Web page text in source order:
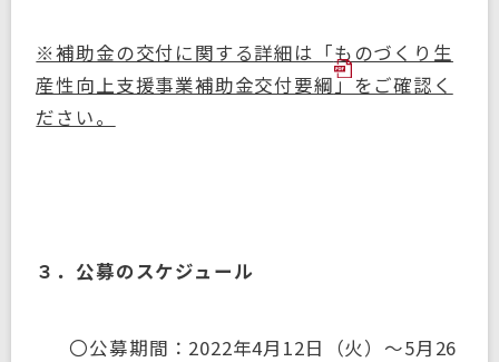
※補助金の交付に関する詳細は「ものづくり生
産性向上支援事業補助金交付要綱」をご確認く
ださい。
３．公募のスケジュール
〇公募期間：2022年4月12日（火）～5月26